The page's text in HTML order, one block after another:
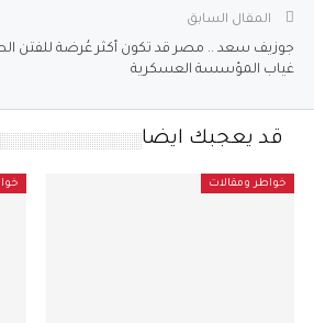
المقال السابق
جوزيف سعد .. مصر قد تكون أكثر عُرضة للفتن
غياب المؤسسة العسكرية
قد يعجبك ايضا
خواطر ومقالات